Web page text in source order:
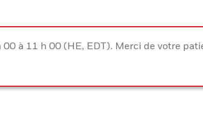
à 11 h 00 (HE, EDT). Merci de votre